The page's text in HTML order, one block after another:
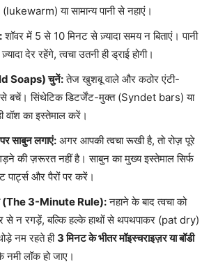
या सामान्य पानी से नहाएं।
शॉवर में 5 से 10 मिनट से ज़्यादा समय न बिताएं। पानी
देर रहेंगे, त्वचा उतनी ही ड्राई होगी।
Soaps) चुनें:तेज खुशबू वाले और कठोर एंटी-
से बचें। सिंथेटिक डिटर्जेंट-मुक्त (Syndet bars) या
वॉश का इस्तेमाल करें।
साबुन लगाएं: अगर आपकी त्वचा रूखी है, तो रोज़ पूरे
की ज़रूरत नहीं है। साबुन का मुख्य इस्तेमाल सिर्फ
पार्ट्स और पैरों पर करें।
(The 3-Minute Rule):नहाने के बाद त्वचा को
से न रगड़ें, बल्कि हल्के हाथों से थपथपाकर (pat dry)
नम रहते ही 3 मिनट के भीतर मॉइस्चराइज़र या बॉडी
नमी लॉक हो जाए।